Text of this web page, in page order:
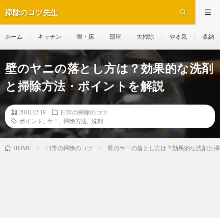
掃除のコツ先生
ホーム キッチン 畳・床 部屋 大掃除 やる気 収納
壁のヤニの落とし方は？効果的な洗剤
と掃除方法・ポイントを解説
2018.12.19
日常の掃除のコツ
ポイント
ヤニ 掃除方法 洗剤
HOME 日常の掃除のコツ 壁のヤニの落とし方は？効果的な洗剤と